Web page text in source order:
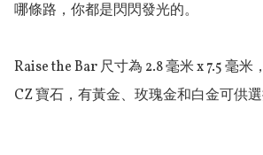
哪條路，你都是閃閃發光的。
Raise the Bar 尺寸為 2.8 毫米 x 7.5 毫米
CZ 寶石，有黃金、玫瑰金和白金可供選